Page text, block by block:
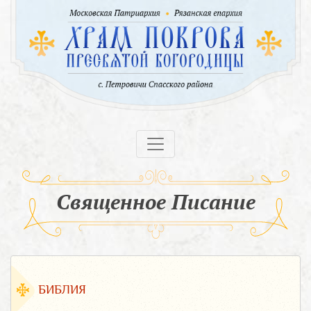
Священное Писание
БИБЛИЯ